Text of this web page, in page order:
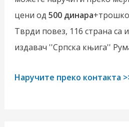
цени од 500 динара
Тврди повез, 116 страна са
издавач ''Српска књига''
Наручите преко контакта